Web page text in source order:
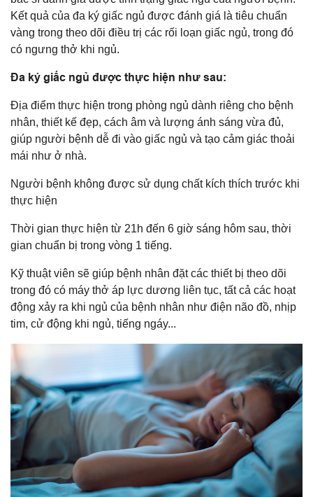
Kết quả của đa ký giấc ngủ được đánh giá là tiêu chuẩn
vàng trong theo dõi điều trị các rối loạn giấc ngủ, trong đó
có ngưng thở khi ngủ.
Đa ký giấc ngủ được thực hiện như sau:
Địa điểm thực hiện trong phòng ngủ dành riêng cho bệnh
nhân, thiết kế đẹp, cách âm và lượng ánh sáng vừa đủ,
giúp người bệnh dễ đi vào giấc ngủ và tạo cảm giác thoải
mái như ở nhà.
Người bệnh không được sử dụng chất kích thích trước khi
thực hiện
Thời gian thực hiện từ 21h đến 6 giờ sáng hôm sau, thời
gian chuẩn bị trong vòng 1 tiếng.
Kỹ thuật viên sẽ giúp bệnh nhân đặt các thiết bị theo dõi
trong đó có máy thở áp lực dương liên tục, tất cả các hoạt
động xảy ra khi ngủ của bệnh nhân như điện não đồ, nhịp
tim, cử động khi ngủ, tiếng ngáy...